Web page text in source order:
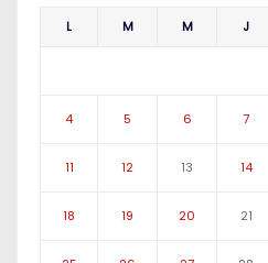
L M M J
4 5 6 7
11 12 13 14
18 19 20 21